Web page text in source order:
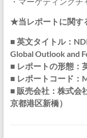
★当レポートに関す
■ 英文タイトル：
Global Outlook and
■ レポートの形態：
■ レポートコード：
■ 販売会社：株式会
京都港区新橋）